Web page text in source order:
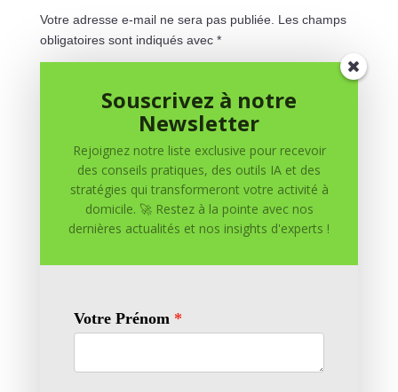
Votre adresse e-mail ne sera pas publiée. Les champs
obligatoires sont indiqués avec *
Souscrivez à notre
Newsletter
Rejoignez notre liste exclusive pour recevoir
des conseils pratiques, des outils IA et des
stratégies qui transformeront votre activité à
domicile. 🚀 Restez à la pointe avec nos
dernières actualités et nos insights d'experts !